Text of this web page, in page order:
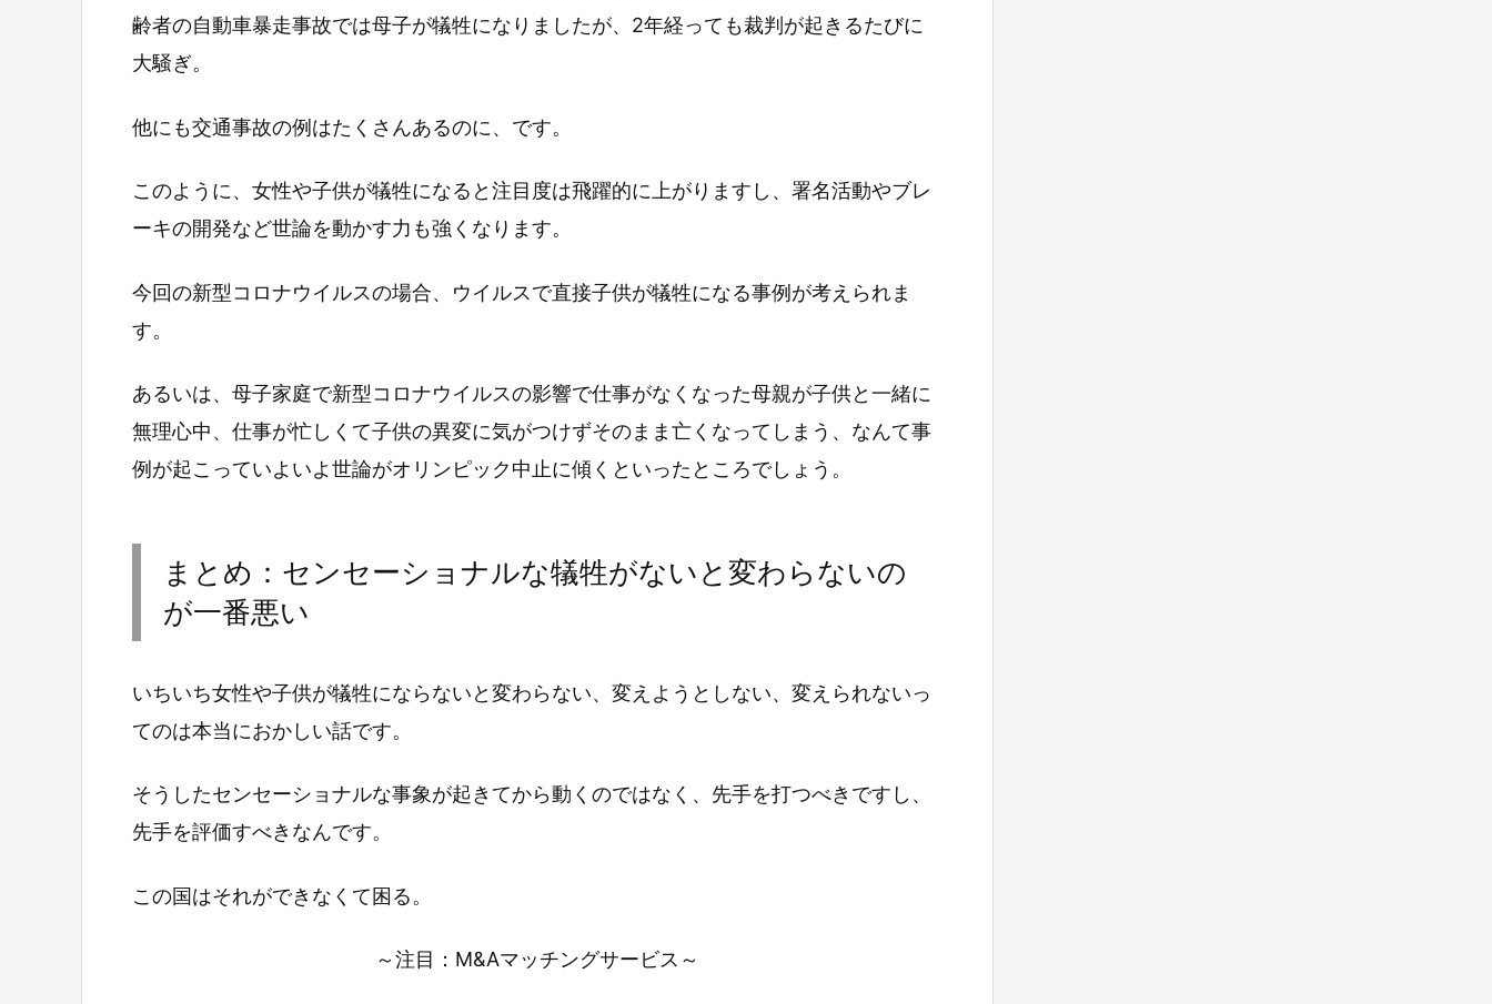
齢者の自動車暴走事故では母子が犠牲になりましたが、2年経っても裁判が起きるたびに
大騒ぎ。
他にも交通事故の例はたくさんあるのに、です。
このように、女性や子供が犠牲になると注目度は飛躍的に上がりますし、署名活動やブレ
ーキの開発など世論を動かす力も強くなります。
今回の新型コロナウイルスの場合、ウイルスで直接子供が犠牲になる事例が考えられま
す。
あるいは、母子家庭で新型コロナウイルスの影響で仕事がなくなった母親が子供と一緒に
無理心中、仕事が忙しくて子供の異変に気がつけずそのまま亡くなってしまう、なんて事
例が起こっていよいよ世論がオリンピック中止に傾くといったところでしょう。
まとめ：センセーショナルな犠牲がないと変わらないの
が一番悪い
いちいち女性や子供が犠牲にならないと変わらない、変えようとしない、変えられないっ
てのは本当におかしい話です。
そうしたセンセーショナルな事象が起きてから動くのではなく、先手を打つべきですし、
先手を評価すべきなんです。
この国はそれができなくて困る。
～注目：M&Aマッチングサービス～